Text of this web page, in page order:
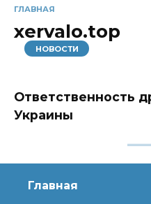
ГЛАВНАЯ
xervalo.top
НОВОСТИ
Ответственность
Украины
Главная